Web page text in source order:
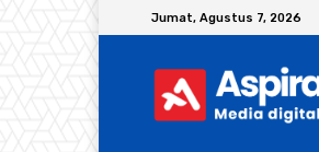
Jumat, Agustus 7, 2026